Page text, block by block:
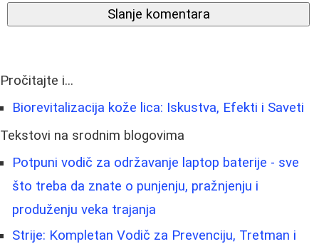
Slanje komentara
Pročitajte i...
Biorevitalizacija kože lica: Iskustva, Efekti i Saveti
Tekstovi na srodnim blogovima
Potpuni vodič za održavanje laptop baterije - sve
što treba da znate o punjenju, pražnjenju i
produženju veka trajanja
Strije: Kompletan Vodič za Prevenciju, Tretman i